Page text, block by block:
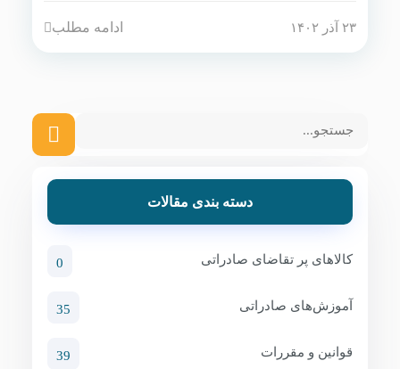
دسته بندی مقالات
کالاهای پر تقاضای صادراتی 0
آموزش‌های صادراتی 35
قوانین و مقررات 39
(Franchise)، ۵) فروش از طریق پلتفرم‌های آنلاین (B2B)،
۲۳ آذر ۱۴۰۲ ادامه مطلب